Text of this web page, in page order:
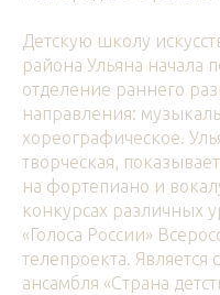
Детскую школу
района Ульяна начала
отделение раннего
направления:
хореографическое.
творческая,
на фортепиано и
конкурсах различных
«Голоса России»
телепроекта. Является
ансамбля «Страна